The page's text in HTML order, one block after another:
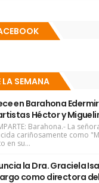
LA SEMANA
en Barahona
Héctor y
Barahona.- La
cariñosamente como
en su...
la Dra. Graciela
como directora